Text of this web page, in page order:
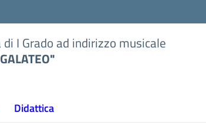
di I Grado ad indirizzo musicale
Didattica